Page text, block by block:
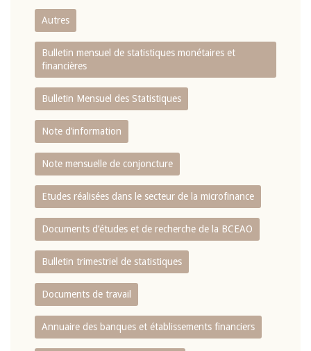
Autres
Bulletin mensuel de statistiques monétaires et
financières
Bulletin Mensuel des Statistiques
Note d’information
Note mensuelle de conjoncture
Etudes réalisées dans le secteur de la microfinance
Documents d’études et de recherche de la BCEAO
Bulletin trimestriel de statistiques
Documents de travail
Annuaire des banques et établissements financiers